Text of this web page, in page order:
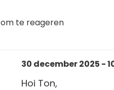
om te reageren
30 december 2025 -
Hoi Ton,